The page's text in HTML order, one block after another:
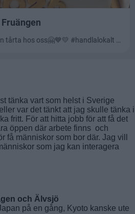
tänka vart som helst i Sverige
var det tänkt att jag skulle tänka i
fritt. För att hitta jobb för att få det
öppen där arbete finns och
få människor som bor där. Jag vill
som jag kan interagera
och Älvsjö
på en gång, Kyoto kanske ute